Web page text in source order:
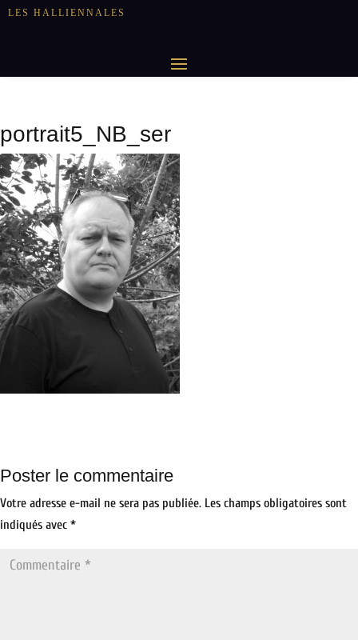
LES HALLIENNALES
portrait5_NB_ser
Poster le commentaire
Votre adresse e-mail ne sera pas publiée. Les champs obligatoires sont
indiqués avec *